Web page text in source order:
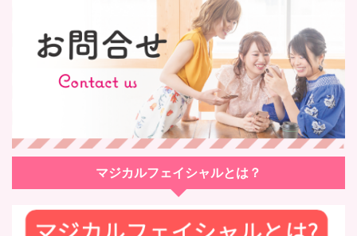
マジカルフェイシャルとは？